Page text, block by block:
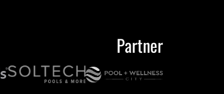
Partner